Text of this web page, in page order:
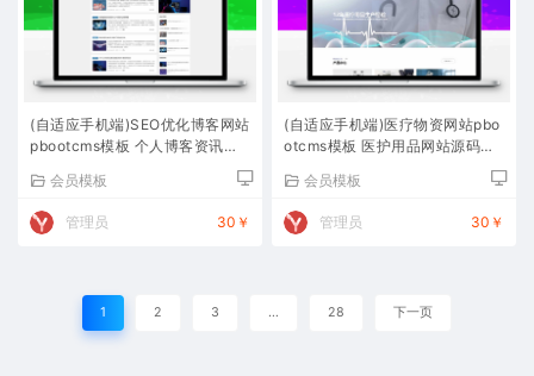
(自适应手机端)SEO优化博客网站
pbootcms模板 个人博客资讯网
会员模板
管理员 30￥
(自适应手机端)医疗物资网站pbo
otcms模板 医护用品网站源码下
会员模板
管理员 30￥
1 2 3 … 28 下一页